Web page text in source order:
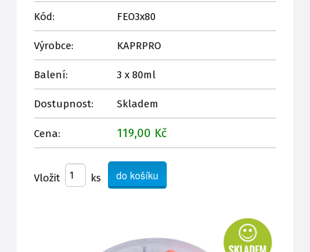
Kód: FEO3x80
Výrobce: KAPRPRO
Balení: 3 x 80ml
Dostupnost: Skladem
Cena: 119,00 Kč
Vložit ks